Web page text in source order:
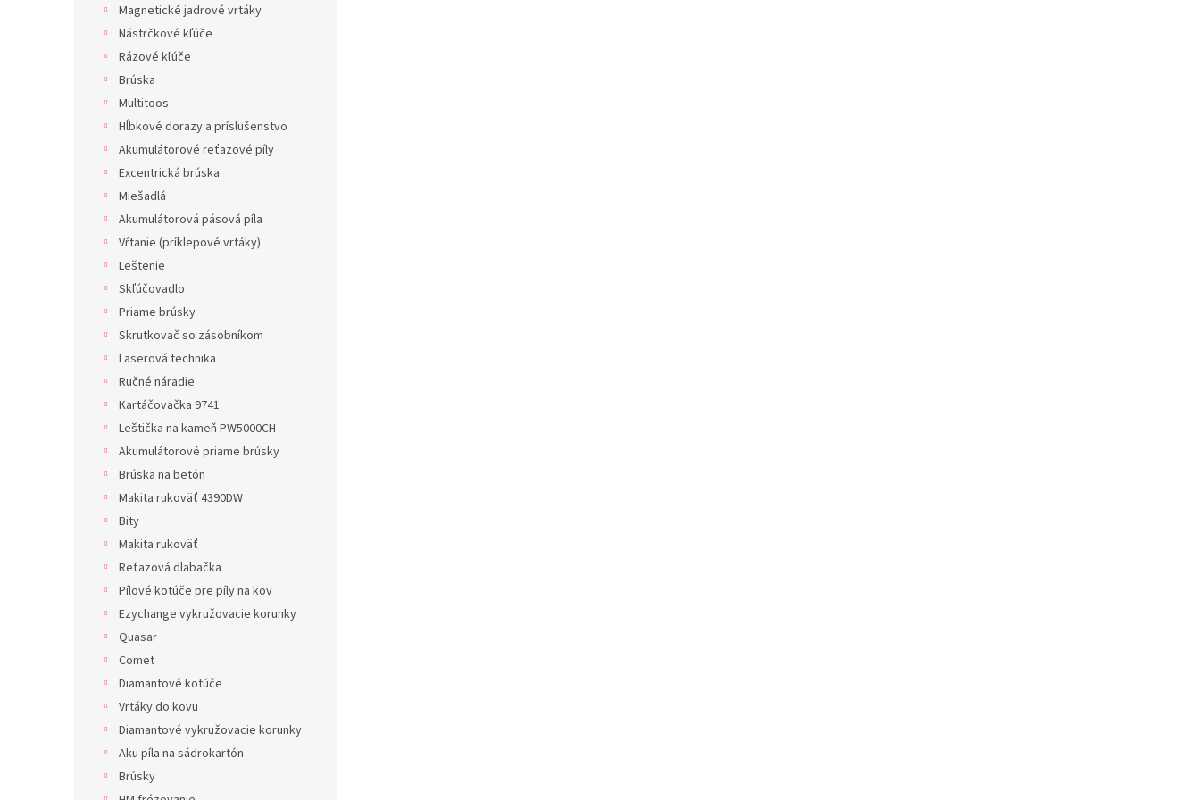
Magnetické jadrové vrtáky
Nástrčkové kľúče
Rázové kľúče
Brúska
Multitoos
Hĺbkové dorazy a príslušenstvo
Akumulátorové reťazové píly
Excentrická brúska
Miešadlá
Akumulátorová pásová píla
Vŕtanie (príklepové vrtáky)
Leštenie
Skľúčovadlo
Priame brúsky
Skrutkovač so zásobníkom
Laserová technika
Ručné náradie
Kartáčovačka 9741
Leštička na kameň PW5000CH
Akumulátorové priame brúsky
Brúska na betón
Makita rukoväť 4390DW
Bity
Makita rukoväť
Reťazová dlabačka
Pílové kotúče pre píly na kov
Ezychange vykružovacie korunky
Quasar
Comet
Diamantové kotúče
Vrtáky do kovu
Diamantové vykružovacie korunky
Aku píla na sádrokartón
Brúsky